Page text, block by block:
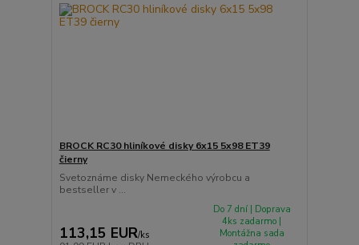
BROCK RC30 hliníkové disky 6x15 5x98 ET39
čierny
Svetoznáme disky Nemeckého výrobcu a
bestseller v ...
113,15 EUR/ks
Do 7 dní | Doprava
4ks zadarmo |
Montážna sada